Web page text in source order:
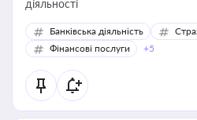
діяльності
Банківська діяльність
Фінансові послуги
+5